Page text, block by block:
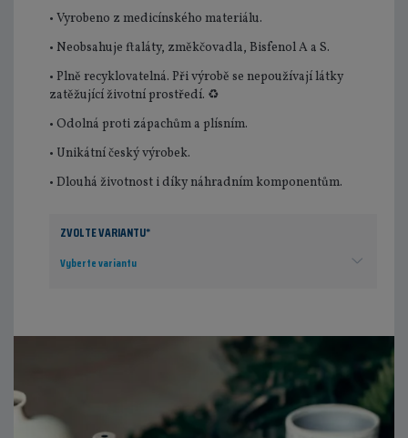
• Vyrobeno z medicínského materiálu.
• Neobsahuje ftaláty, změkčovadla, Bisfenol A a S.
• Plně recyklovatelná. Při výrobě se nepoužívají látky
zatěžující životní prostředí. ♻️
• Odolná proti zápachům a plísním.
• Unikátní český výrobek.
• Dlouhá životnost i díky náhradním komponentům.
ZVOLTE VARIANTU*
Vyberte variantu